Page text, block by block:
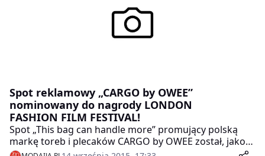
Spot reklamowy „CARGO by OWEE”
nominowany do nagrody LONDON
FASHION FILM FESTIVAL!
Spot „This bag can handle more” promujący polską
markę toreb i plecaków CARGO by OWEE został, jako
jedyna produkcja z Polski, nominowany do nagrody